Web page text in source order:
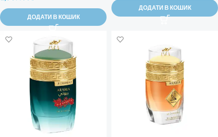
ДОДАТИ В КОШИК
ДОДАТИ В КОШИК